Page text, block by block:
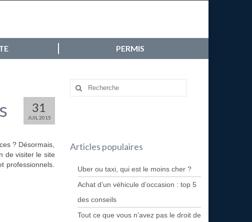
PERMIS
31
JUIL 2015
? Désormais,
de visiter le site
professionnels.
Articles populaires
Uber ou taxi, qui est le moins cher ?
Achat d’un véhicule d’occasion : top 5
des conseils
Tout ce que vous n’avez pas le droit de